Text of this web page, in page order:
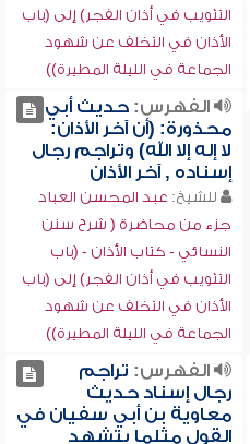
التثويب في أذان الفجر) إلى (باب
الأذان في التخلف عن شهود
الجماعة في الليلة المطيرة))
الفهرس:حديث أبي
محذورة: (أن آخر الأذان:
لا إله إلا الله) وتراجم رجال
إسناده , آخر الأذان
للشيخ: عبد المحسن العباد
جزء من محاضرة ( شرح سنن
النسائي - كتاب الأذان - (باب
التثويب في أذان الفجر) إلى (باب
الأذان في التخلف عن شهود
الجماعة في الليلة المطيرة))
الفهرس: تراجم
رجال إسناد حديث
معاوية بن أبي سفيان في
القول مثلما يتشهد